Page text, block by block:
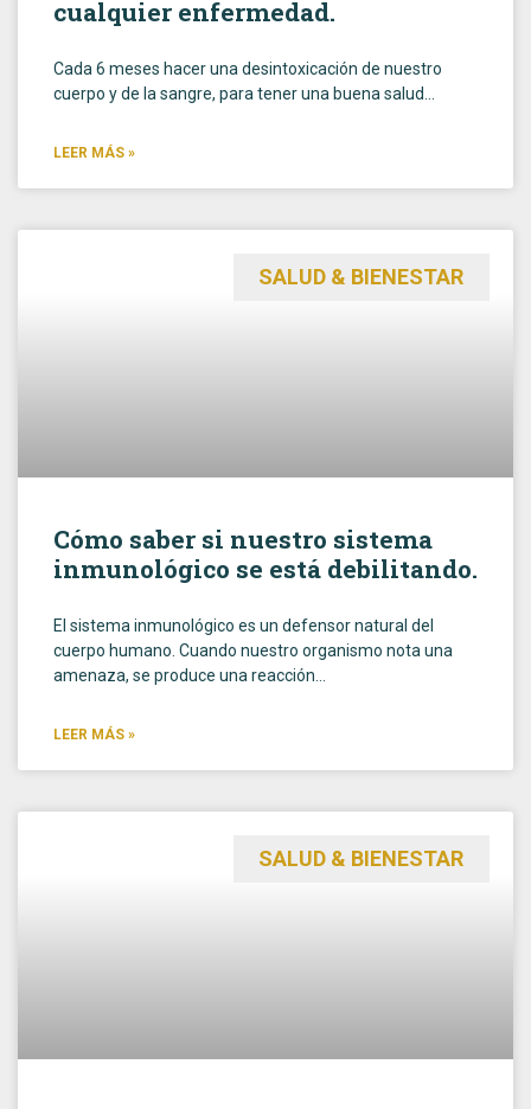
cualquier enfermedad.
Cada 6 meses hacer una desintoxicación de nuestro
cuerpo y de la sangre, para tener una buena salud…
LEER MÁS »
SALUD & BIENESTAR
Cómo saber si nuestro sistema
inmunológico se está debilitando.
El sistema inmunológico es un defensor natural del
cuerpo humano. Cuando nuestro organismo nota una
amenaza, se produce una reacción…
LEER MÁS »
SALUD & BIENESTAR